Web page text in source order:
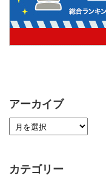
アーカイブ
カテゴリー